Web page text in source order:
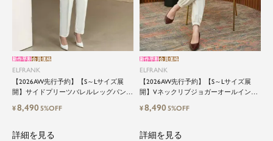
ELFRANK
【2026AW先行予約】【S～Lサイズ展
開】サイドプリーツバレルレッグパンツ
新作早割会員価格
¥8,4905%OFF
ELFRANK
【2026AW先行予約】【S～Lサイズ展
開】Vネックリブジョガーオールインワ
新作早割会員価格
¥8,4905%OFF
詳細を見る
詳細を見る